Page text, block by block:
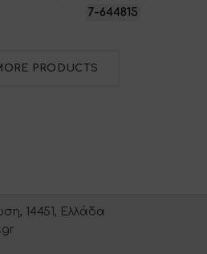
7-644815
PRODUCTS
14451, Ελλάδα